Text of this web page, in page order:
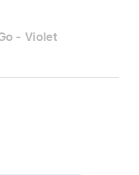
- Violet